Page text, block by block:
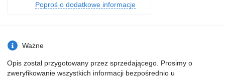
Poproś o dodatkowe informacje
Ważne
Opis został przygotowany przez sprzedającego. Prosimy o
zweryfikowanie wszystkich informacji bezpośrednio u